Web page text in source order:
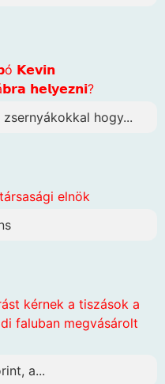
𝗞𝗲𝘃𝗶𝗻
𝗵𝗲𝗹𝘆𝗲𝘇𝗻𝗶?
hogy...
elnök
kérnek a tiszások a
faluban megvásárolt
a...